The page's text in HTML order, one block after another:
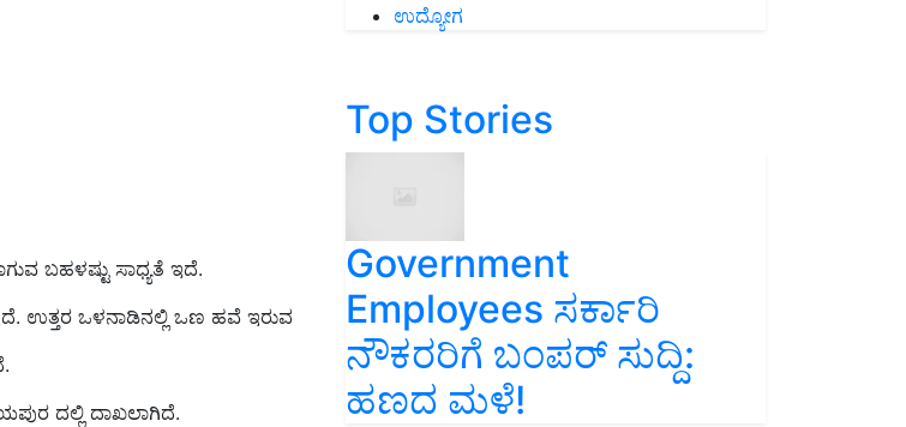
ಬಹಳಷ್ಟು ಸಾಧ್ಯತೆ ಇದೆ.
ಉತ್ತರ ಒಳನಾಡಿನಲ್ಲಿ ಒಣ ಹವೆ ಇರುವ
ದಲ್ಲಿ ದಾಖಲಾಗಿದೆ.
ಉದ್ಯೋಗ
Top Stories
Government
Employees ಸರ್ಕಾರಿ
ನೌಕರರಿಗೆ ಬಂಪರ್‌ ಸುದ್ದಿ:
ಹಣದ ಮಳೆ!